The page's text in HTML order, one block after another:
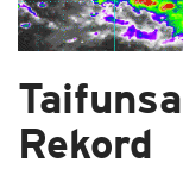
Rekord